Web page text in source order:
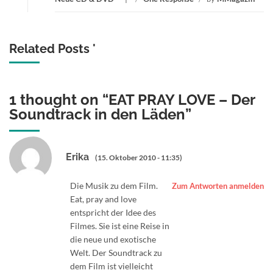
Related Posts '
1 thought on “EAT PRAY LOVE – Der
Soundtrack in den Läden”
Erika (15. Oktober 2010 - 11:35)
Zum Antworten anmelden
Die Musik zu dem Film.
Eat, pray and love
entspricht der Idee des
Filmes. Sie ist eine Reise in
die neue und exotische
Welt. Der Soundtrack zu
dem Film ist vielleicht